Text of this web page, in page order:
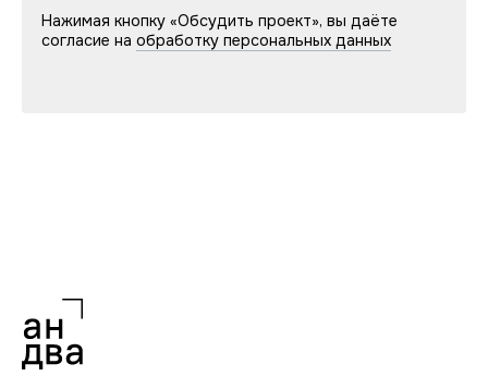
Нажимая кнопку «Обсудить проект», вы даёте
согласие наобработку персональных данных